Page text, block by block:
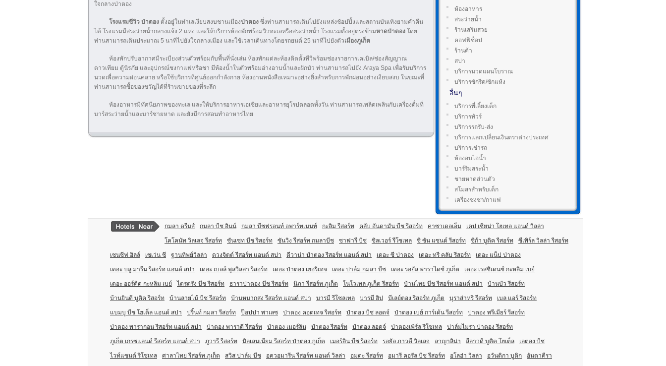
ใจกลางป่าตอง
โรงแรมซีวิว ป่าตอง ตั้งอยู่ในทำเลเงียบสงบชานเมืองป่าตอง ซึ่งท่านสามารถเดินไปยังแหล่งช้อปปิ้งและสถานบันเทิงยามค่ำ​​คืน
ได้ โรงแรมมีสระว่ายน้ำกลางแจ้ง 2 แห่ง และให้บริการห้องพักพร้อมวิวทะเลหรือสระว่ายน้ำ โรงแรมตั้งอยู่ตรงข้ามหาดป่าตอง โดย
ท่านสามารถเดินประมาณ 5 นาทีไปยังใจกลางเมือง และใช้เวลาเดินทางโดยรถยนต์ 25 นาทีไปยังตัวเมืองภูเก็ต
ห้องพักปรับอากาศมีระเบียงส่วนตัวพร้อมกับพื้นที่นั่งเล่น ห้องพักแต่ละห้องติดตั้งทีวีพร้อมช่องรายการเคเบิล/ช่องสัญญาณ
ดาวเทียม ตู้นิรภัย และอุปกรณ์ชงกาแฟหรือชา มีห้องน้ำในตัวพร้อมอ่างอาบน้ำและฝักบัว ท่านสามารถไปยัง Araya Spa เพื่อรับบริการ
นวดเพื่อความผ่อนคลาย หรือใช้บริการที่ศูนย์ออกกำลังกาย ห้องอ่านหนังสือเหมาะอย่างยิ่งสำหรับการพักผ่อนอย่างเงียบสงบ ในขณะที่
ท่านสามารถซื้อของขวัญได้ที่ร้านขายของที่ระลึก
ห้องอาหารมีทัศนียภาพของทะเล และให้บริการอาหารเอเชียและอาหารยุโรปตลอดทั้งวัน ท่านสามารถเพลิดเพลินกับเครื่องดื่มที่
บาร์สระว่ายน้ำและบาร์ชายหาด และยังมีการสอนทำอาหารไทย
ห้องอาหาร
สระว่ายน้ำ
ร้านเสริมสวย
คอฟฟี่ช็อป
ร้านค้า
สปา
บริการนวดแผนโบราณ
บริการซักรีด/ซักแห้ง
อื่นๆ
บริการพี่เลี้ยงเด็ก
บริการทัวร์
บริการรถรับ-ส่ง
บริการแลกเปลี่ยนเงินตราต่างประเทศ
บริการเช่ารถ
ห้องอบไอน้ำ
บาร์ริมสระน้ำ
ชายหาดส่วนตัว
สโมสรสำหรับเด็ก
เครื่องชงชา/กาแฟ
กมลา ดรีมส์ กมลา บีช อินน์ กมลา บีชฟรอนท์ อพาร์ทเมนท์ กะลิม รีสอร์ท คลับ อันดามัน บีช รีสอร์ท คาซาเดลเอ็ม เคป เซียน่า โฮเทล แอนด์ วิลล่า
โคโคนัท วิลเลจ รีสอร์ท ซันเซท บีช รีสอร์ท ซันวิง รีสอร์ท กมลาบีช ซาฟารี บีช ซิลเวอร์ รีโซเทล ซี ซัน แซนด์ รีสอร์ท ซีก้า บูติค รีสอร์ท ซีเพิร์ล วิลล่า รีสอร์ท
เซนซีฟ ฮิลล์ เซเว่น ซี ฐานทิพย์วิลล่า ดวงจิตต์ รีสอร์ท แอนด์ สปา ดีวาน่า ป่าตอง รีสอร์ท แอนด์ สปา เดอะ ซี ป่าตอง เดอะ ทรี คลับ รีสอร์ท เดอะ แน็ป ป่าตอง
เดอะ บลู มารีน รีสอร์ท แอนด์ สปา เดอะ เบลล์ พูลวิลล่า รีสอร์ท เดอะ ป่าตอง เฮอริเทจ เดอะ ปาล์ม กมลา บีช เดอะ รอยัล พาราไดซ์ ภูเก็ต เดอะ เรสซิเดนซ์ กะหลิม เบย์
เดอะ ออร์คิด กะหลิม เบย์ ไตรตรัง บีช รีสอร์ท ธาราป่าตอง บีช รีสอร์ท นิภา รีสอร์ท ภูเก็ต โนโวเทล ภูเก็ต รีสอร์ท บ้านไทย บีช รีสอร์ท แอนด์ สปา บ้านบัว รีสอร์ท
บ้านยินดี บูติค รีสอร์ท บ้านลายไม้ บีช รีสอร์ท บ้านหมากสง รีสอร์ท แอนด์ สปา บารมี รีโซลเทล บารมี ฮิป บีเลย์ตอง รีสอร์ท ภูเก็ต บุราส่าหรี รีสอร์ท เบล แอร์ รีสอร์ท
แบมบู บีช โฮเต็ล แอนด์ สปา ปริ้นท์ กมลา รีสอร์ท ป๊อปปา พาเลซ ป่าตอง คอตเทจ รีสอร์ท ป่าตอง บีช ลอดจ์ ป่าตอง เบย์ การ์เด้น รีสอร์ท ป่าตอง พรีเมียร์ รีสอร์ท
ป่าตอง พารากอน รีสอร์ท แอนด์ สปา ป่าตอง พาราดี รีสอร์ท ป่าตอง เมอร์ลิน ป่าตอง รีสอร์ท ป่าตอง ลอดจ์ ป่าตองเพิร์ล รีโซเทล ปาล์มไมร่า ป่าตอง รีสอร์ท
ภูเก็ต เกรซแลนด์ รีสอร์ท แอนด์ สปา ภูวารี รีสอร์ท มิลเลนเนียม รีสอร์ท ป่าตอง ภูเก็ต เมอร์ลิน บีช รีสอร์ท รอยัล ภาวดี วิลเลจ ลาญาลิน่า ลีลาวดี บูติค โฮเต็ล เลตอง บีช
ไวท์แซนด์ รีโซเทล ศาลาไทย รีสอร์ท ภูเก็ต สวิส ปาล์ม บีช อควอมารีน รีสอร์ท แอนด์ วิลล่า อมตะ รีสอร์ท อมารี คอรัล บีช รีสอร์ท อโลฮ่า วิลล่า อวันติกา บูติก อันดาคีรา